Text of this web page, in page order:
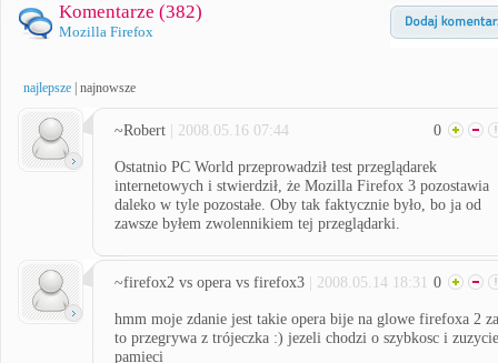
Komentarze (382)
Mozilla Firefox
najlepsze najnowsze
~Robert | 2008.05.16 07:44 0
Ostatnio PC World przeprowadził test przeglądarek
internetowych i stwierdził, że Mozilla Firefox 3 pozostawia
daleko w tyle pozostałe. Oby tak faktycznie było, bo ja od
zawsze byłem zwolennikiem tej przeglądarki.
~firefox2 vs opera vs firefox3 | 2008.05.14 18:31 0
hmm moje zdanie jest takie opera bije na glowe firefoxa 2 za
to przegrywa z trójeczka :) jezeli chodzi o szybkosc i zuzycie
pamieci